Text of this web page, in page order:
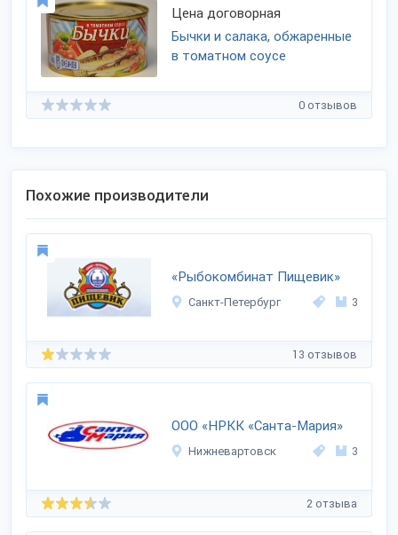
Цена договорная
Бычки и салака, обжаренные
в томатном соусе
0 отзывов
Похожие производители
«Рыбокомбинат Пищевик»
Санкт-Петербург 3
13 отзывов
ООО «НРКК «Санта-Мария»
Нижневартовск 3
2 отзыва